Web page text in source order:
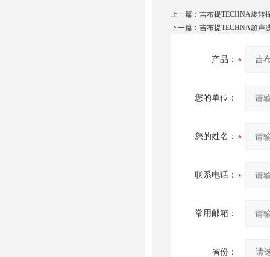
上一篇： 吉布提TECHNA旋转
下一篇： 吉布提TECHNA超声
产品：
您的单位：
您的姓名：
联系电话：
常用邮箱：
省份：